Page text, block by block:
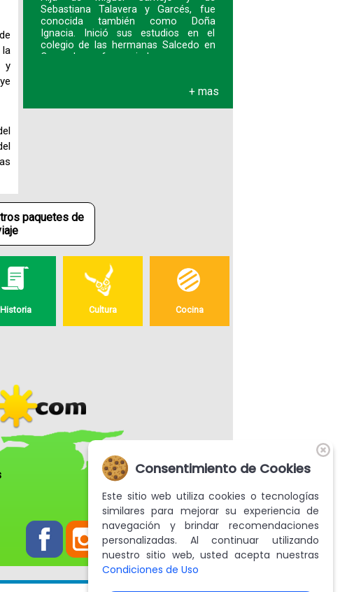
y
Sebastiana Talavera y Garcés, fue
conocida también como Doña
Ignacia. Inició sus estudios en el
colegio de las hermanas Salcedo en
Coro y luego fue enviad
+ mas
paquetes de
Historia Cultura Cocina
Consentimiento de Cookies
Este sitio web utiliza cookies o tecnologías
similares para mejorar su experiencia de
navegación y brindar recomendaciones
personalizadas. Al continuar utilizando
nuestro sitio web, usted acepta nuestras
Condiciones de Uso